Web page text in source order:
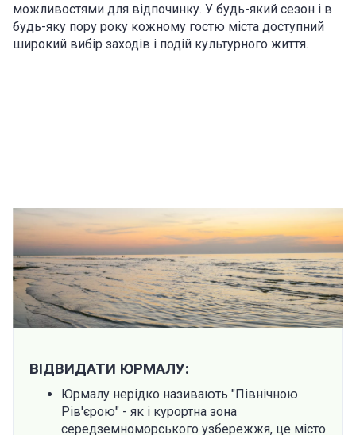
можливостями для відпочинку. У будь-який сезон і в
будь-яку пору року кожному гостю міста доступний
широкий вибір заходів і подій культурного життя.
ВІДВИДАТИ ЮРМАЛУ:
Юрмалу нерідко називають "Північною
Рів'єрою" - як і курортна зона
середземноморського узбережжя, це місто